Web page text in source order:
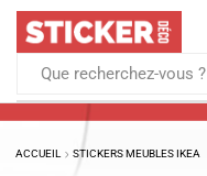
Que recherchez-vous ?
ACCUEIL STICKERS MEUBLES IKEA